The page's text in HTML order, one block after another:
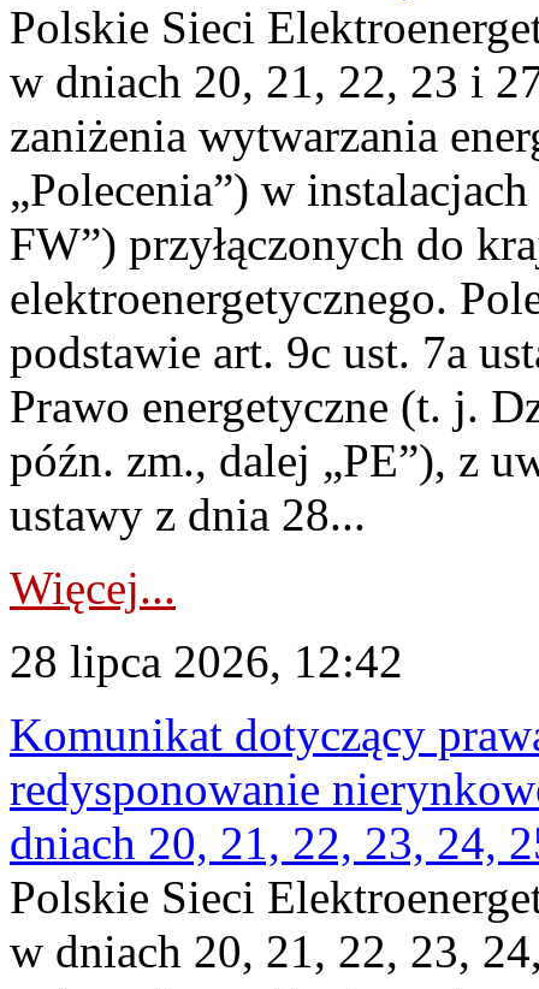
Polskie Sieci
w dniach 20, 21, 22, 23 i
zaniżenia wytwarzania
„Polecenia”) w
FW”) przyłączonych do
elektroenergetycznego.
podstawie art. 9c ust. 7a
Prawo energetyczne (t. j.
późn. zm., dalej „PE”), z
ustawy z dnia 28...
Więcej...
28 lipca 2026, 12:42
Komunikat dotyczący
redysponowanie
dniach 20, 21, 22, 23, 24,
Polskie Sieci
w dniach 20, 21, 22, 23,